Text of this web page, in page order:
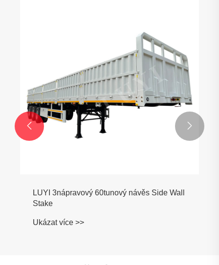
LUYI 3nápravový 60tunový návěs Side Wall
Stake
Ukázat více >>
 